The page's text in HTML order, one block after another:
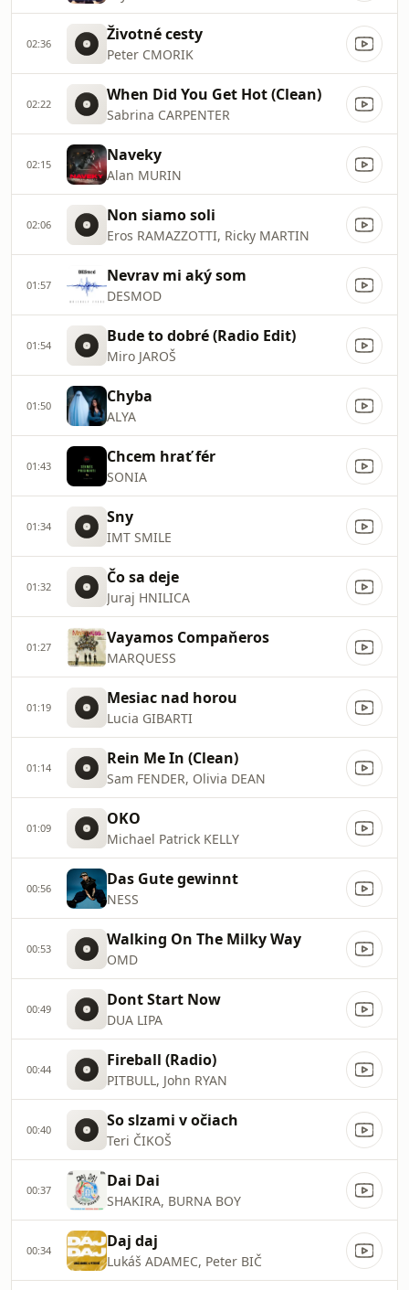
02:36 Životné cesty
Peter CMORIK
02:22 When Did You Get Hot (Clean)
Sabrina CARPENTER
02:15 Naveky
Alan MURIN
02:06 Non siamo soli
Eros RAMAZZOTTI, Ricky MARTIN
01:57 Nevrav mi aký som
DESMOD
01:54 Bude to dobré (Radio Edit)
Miro JAROŠ
01:50 Chyba
ALYA
01:43 Chcem hrať fér
SONIA
01:34 Sny
IMT SMILE
01:32 Čo sa deje
Juraj HNILICA
01:27 Vayamos Compaňeros
MARQUESS
01:19 Mesiac nad horou
Lucia GIBARTI
01:14 Rein Me In (Clean)
Sam FENDER, Olivia DEAN
01:09 OKO
Michael Patrick KELLY
00:56 Das Gute gewinnt
NESS
00:53 Walking On The Milky Way
OMD
00:49 Dont Start Now
DUA LIPA
00:44 Fireball (Radio)
PITBULL, John RYAN
00:40 So slzami v očiach
Teri ČIKOŠ
00:37 Dai Dai
SHAKIRA, BURNA BOY
00:34 Daj daj
Lukáš ADAMEC, Peter BIČ